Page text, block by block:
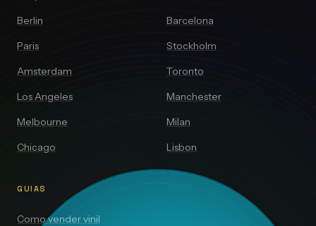
Berlin
Paris
Amsterdam
Los Angeles
Melbourne
Chicago
Barcelona
Stockholm
Toronto
Manchester
Milan
Lisbon
GUIAS
Como vender vinil